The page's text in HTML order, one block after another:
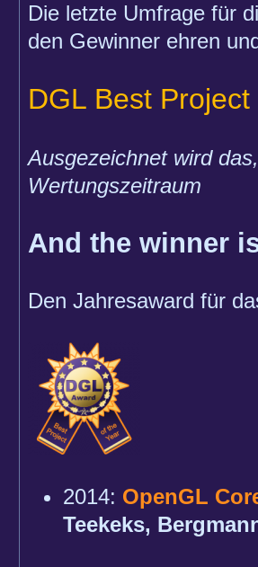
Die letzte Umfrage für
den Gewinner ehren
DGL Best
Ausgezeichnet wird
Wertungszeitraum
And the winner
Den Jahresaward für
2014: OpenGL
Teekeks,